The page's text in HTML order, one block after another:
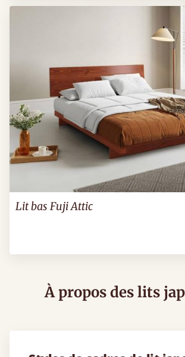
Lit bas Fuji Attic
À propos des lits